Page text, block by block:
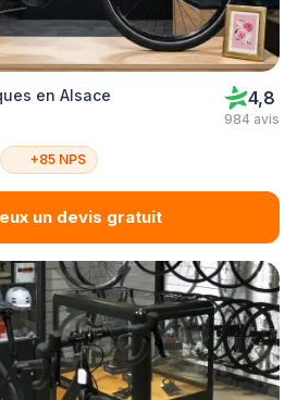
en Alsace 4,8
984 avis
+85 NPS
un devis gratuit